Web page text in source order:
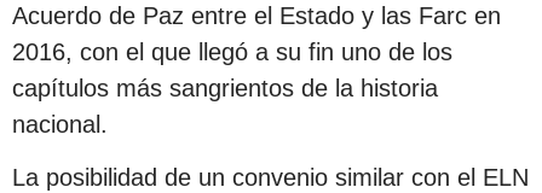
Acuerdo de Paz entre el Estado y las Farc en
2016, con el que llegó a su fin uno de los
capítulos más sangrientos de la historia
nacional.
La posibilidad de un convenio similar con el ELN